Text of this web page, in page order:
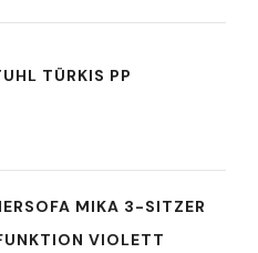
TÜRKIS PP
MIKA 3-SITZER
VIOLETT